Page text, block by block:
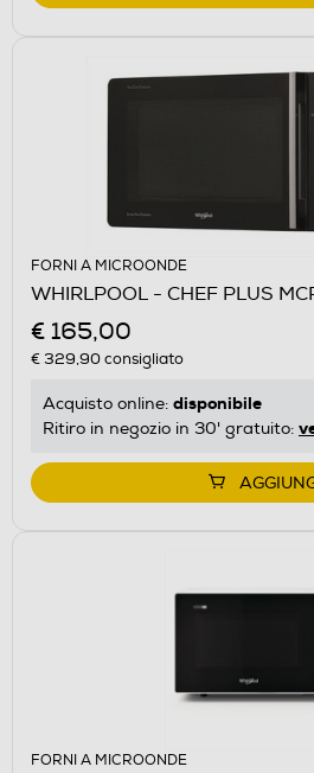
FORNI A MICROONDE
WHIRLPOOL - CHEF PLUS
€ 165,00
€ 329,90consigliato
Acquisto online: disponibile
Ritiro in negozio in 30' gratuito:
FORNI A MICROONDE